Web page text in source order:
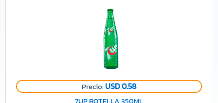
Precio: USD 0.58
7UP BOTELLA 350ML